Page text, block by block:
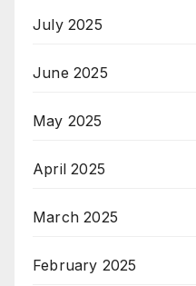
July 2025
June 2025
May 2025
April 2025
March 2025
February 2025